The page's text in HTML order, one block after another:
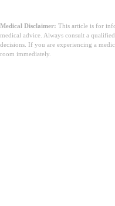
Medical Disclaimer: This article is for
medical advice. Always consult a
decisions. If you are experiencing a
room immediately.